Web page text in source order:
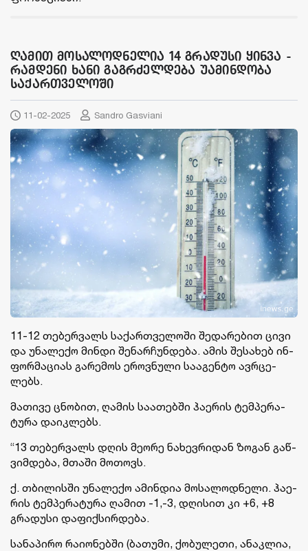
ღამით მოსალოდნელია 14 გრადუსი ყინვა -
რამდენი ხანი გაგრძელდება უამინდობა
საქართველოში
11-02-2025 Sandro Gasviani
11-12 თე­ბერ­ვალს სა­ქარ­თვე­ლო­ში შე­და­რე­ბით ცივი
და უნა­ლე­ქო მინ­დი შე­ნარ­ჩუნ­დე­ბა. ამის შე­სა­ხებ ინ­
ფორ­მა­ცი­ას გა­რე­მოს ეროვ­ნუ­ლი სა­ა­გენ­ტო ავ­რცე­
ლებს.
მა­თი­ვე ცნო­ბით, ღა­მის სა­ა­თებ­ში ჰა­ე­რის ტემ­პე­რა­
ტუ­რა და­იკ­ლებს.
“13 თე­ბერვალს დღის მე­ო­რე ნა­ხევ­რი­დან ზო­გან გაწ­
ვიმ­დე­ბა, მთა­ში მო­თოვს.
ქ. თბი­ლის­ში უნა­ლე­ქო ამინ­დია მო­სა­ლოდ­ნე­ლი. ჰა­ე­
რის ტემ­პე­რა­ტუ­რა ღა­მით -1,-3, დღი­სით კი +6, +8
გრა­დუ­სი და­ფიქ­სირ­დე­ბა.
სა­ნა­პი­რო რა­ი­ო­ნებ­ში (ბა­თუ­მი, ქო­ბუ­ლე­თი, ანაკ­ლია,